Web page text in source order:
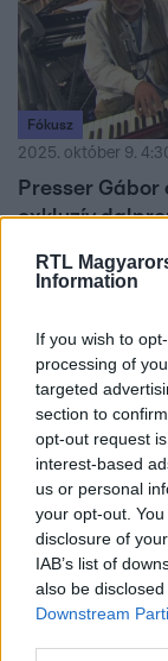
RTL
Information
If you wish to
processing of
targeted
section to
opt-out request
interest-based
us or personal
your opt-out.
disclosure of
IAB’s list of
also be
Downstream
Fókusz
2025. október 9.
Presser
exkluzív
Presser Gábor
színpadra a
Fókusz